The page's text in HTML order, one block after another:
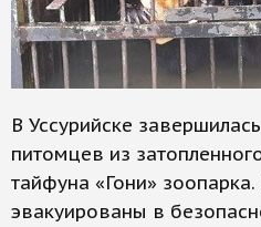
В Уссурийске
питомцев из
тайфуна «Гони»
эвакуированы в